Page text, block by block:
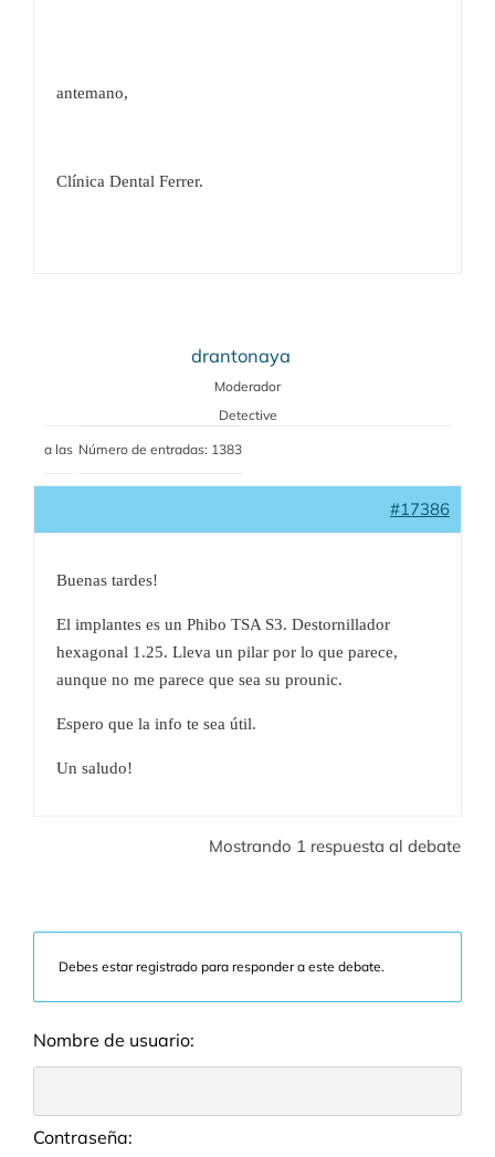
antemano,
Clínica Dental Ferrer.
drantonaya
Moderador
Detective
a las Número de entradas: 1383
#17386
Buenas tardes!
El implantes es un Phibo TSA S3. Destornillador
hexagonal 1.25. Lleva un pilar por lo que parece,
aunque no me parece que sea su prounic.
Espero que la info te sea útil.
Un saludo!
Mostrando 1 respuesta al debate
Debes estar registrado para responder a este debate.
Nombre de usuario:
Contraseña: